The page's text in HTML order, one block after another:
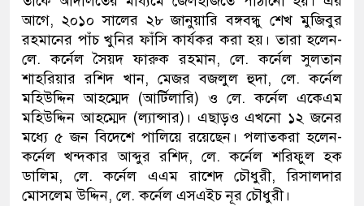
আগে, ২০১০ সালের ২৮ জানুয়ারি বঙ্গবন্ধু শেখ মুজিবুর
রহমানের পাঁচ খুনির ফাঁসি কার্যকর করা হয়। তারা হলেন-
লে. কর্নেল সৈয়দ ফারুক রহমান, লে. কর্নেল সুলতান
শাহরিয়ার রশিদ খান, মেজর বজলুল হুদা, লে. কর্নেল
মহিউদ্দিন আহম্মেদ (আর্টিলারি) ও লে. কর্নেল একেএম
মহিউদ্দিন আহম্মেদ (ল্যান্সার)। এছাড়ও এখনো ১২ জনের
মধ্যে ৫ জন বিদেশে পালিয়ে রয়েছেন। পলাতকরা হলেন-
কর্নেল খন্দকার আব্দুর রশিদ, লে. কর্নেল শরিফুল হক
ডালিম, লে. কর্নেল এএম রাশেদ চৌধুরী, রিসালদার
মোসলেম উদ্দিন, লে. কর্নেল এসএইচ নূর চৌধুরী।